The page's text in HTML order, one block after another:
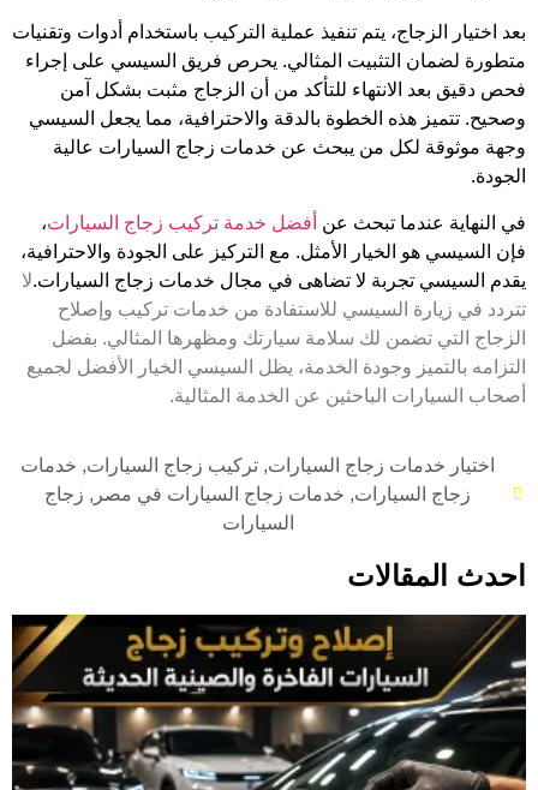
بعد اختيار الزجاج، يتم تنفيذ عملية التركيب باستخدام أدوات وتقنيات
متطورة لضمان التثبيت المثالي. يحرص فريق السيسي على إجراء
فحص دقيق بعد الانتهاء للتأكد من أن الزجاج مثبت بشكل آمن
وصحيح. تتميز هذه الخطوة بالدقة والاحترافية، مما يجعل السيسي
وجهة موثوقة لكل من يبحث عن خدمات زجاج السيارات عالية
الجودة.
في النهاية عندما تبحث عن أفضل خدمة تركيب زجاج السيارات،
فإن السيسي هو الخيار الأمثل. مع التركيز على الجودة والاحترافية،
يقدم السيسي تجربة لا تضاهى في مجال خدمات زجاج السيارات.لا
تتردد في زيارة السيسي للاستفادة من خدمات تركيب وإصلاح
الزجاج التي تضمن لك سلامة سيارتك ومظهرها المثالي. بفضل
التزامه بالتميز وجودة الخدمة، يظل السيسي الخيار الأفضل لجميع
أصحاب السيارات الباحثين عن الخدمة المثالية.
اختيار خدمات زجاج السيارات, تركيب زجاج السيارات, خدمات
زجاج السيارات, خدمات زجاج السيارات في مصر , زجاج
السيارات
احدث المقالات